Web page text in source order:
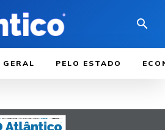
GERAL PELO ESTADO